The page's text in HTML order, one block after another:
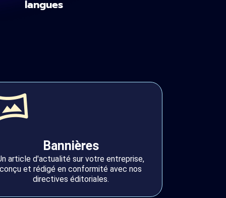
langues
Bannières
article d'actualité sur votre entreprise,
conçu et rédigé en conformité avec nos
directives éditoriales.